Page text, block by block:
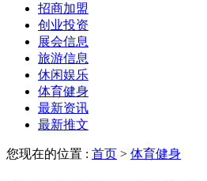
招商加盟
创业投资
展会信息
旅游信息
休闲娱乐
体育健身
最新资讯
最新推文
您现在的位置 : 首页 > 体育健身